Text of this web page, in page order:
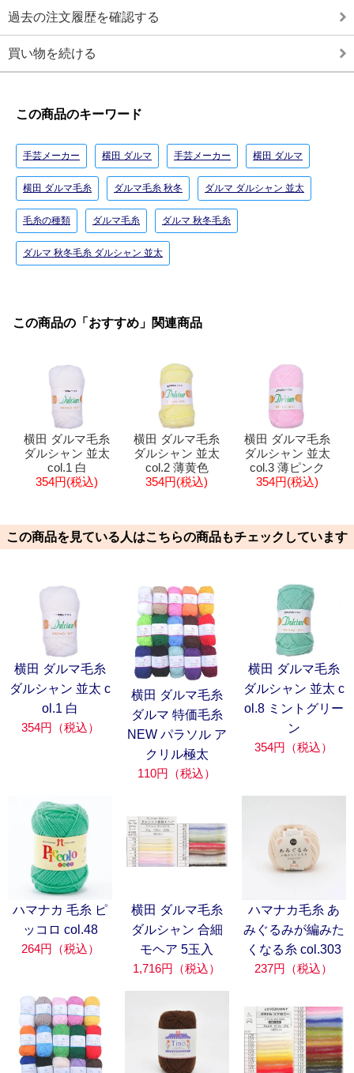
過去の注文履歴を確認する
買い物を続ける
この商品のキーワード
手芸メーカー 横田 ダルマ 手芸メーカー 横田 ダルマ
横田 ダルマ毛糸 ダルマ毛糸 秋冬 ダルマ ダルシャン 並太
毛糸の種類 ダルマ毛糸 ダルマ 秋冬毛糸
ダルマ 秋冬毛糸 ダルシャン 並太
この商品の「おすすめ」関連商品
横田 ダルマ毛糸
ダルシャン 並太
col.1 白
354円(税込)
横田 ダルマ毛糸
ダルシャン 並太
col.2 薄黄色
354円(税込)
横田 ダルマ毛糸
ダルシャン 並太
col.3 薄ピンク
354円(税込)
この商品を見ている人はこちらの商品もチェックしています
横田 ダルマ毛糸
ダルシャン 並太 c
ol.1 白
354円（税込）
横田 ダルマ毛糸
ダルマ 特価毛糸
NEW パラソル ア
クリル極太
110円（税込）
横田 ダルマ毛糸
ダルシャン 並太 c
ol.8 ミントグリー
ン
354円（税込）
ハマナカ 毛糸 ピ
ッコロ col.48
264円（税込）
横田 ダルマ毛糸
ダルシャン 合細
モヘア 5玉入
1,716円（税込）
ハマナカ毛糸 あ
みぐるみが編みた
くなる糸 col.303
237円（税込）